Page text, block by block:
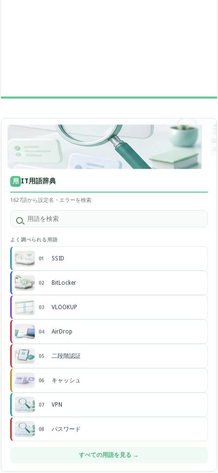
用 IT用語辞典
1627語から設定名・エラーを検索
よく調べられる用語
01 SSID
02 BitLocker
03 VLOOKUP
04 AirDrop
05 二段階認証
06 キャッシュ
07 VPN
08 パスワード
すべての用語を見る →